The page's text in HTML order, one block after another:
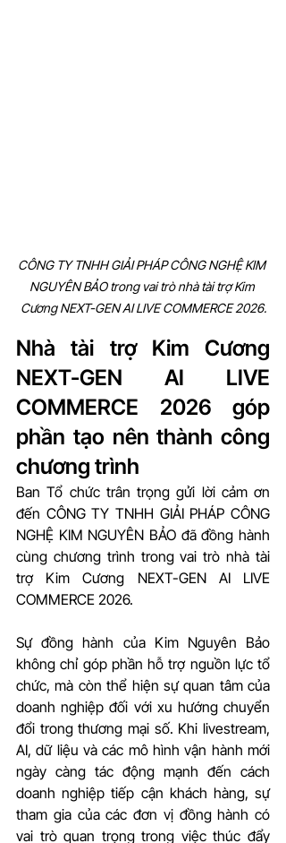
CÔNG TY TNHH GIẢI PHÁP CÔNG NGHỆ KIM
NGUYÊN BẢO trong vai trò nhà tài trợ Kim
Cương NEXT-GEN AI LIVE COMMERCE 2026.
Nhà tài trợ Kim Cương
NEXT-GEN AI LIVE
COMMERCE 2026 góp
phần tạo nên thành công
chương trình
Ban Tổ chức trân trọng gửi lời cảm ơn
đến CÔNG TY TNHH GIẢI PHÁP CÔNG
NGHỆ KIM NGUYÊN BẢO đã đồng hành
cùng chương trình trong vai trò nhà tài
trợ Kim Cương NEXT-GEN AI LIVE
COMMERCE 2026.
Sự đồng hành của Kim Nguyên Bảo
không chỉ góp phần hỗ trợ nguồn lực tổ
chức, mà còn thể hiện sự quan tâm của
doanh nghiệp đối với xu hướng chuyển
đổi trong thương mại số. Khi livestream,
AI, dữ liệu và các mô hình vận hành mới
ngày càng tác động mạnh đến cách
doanh nghiệp tiếp cận khách hàng, sự
tham gia của các đơn vị đồng hành có
vai trò quan trọng trong việc thúc đẩy